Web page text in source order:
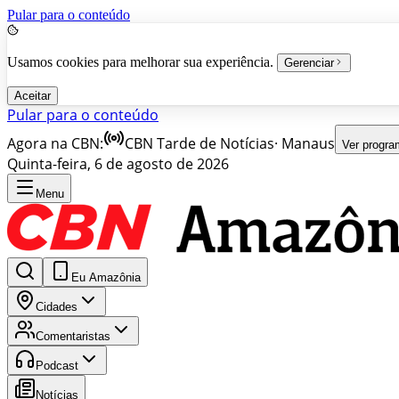
Pular para o conteúdo
Usamos cookies para melhorar sua experiência. Gerenciar
Aceitar
Pular para o conteúdo
Agora na CBN:
CBN Tarde de Notícias· Manaus Ver
Quinta-feira, 6 de agosto de 2026
Menu
Eu Amazônia
Cidades
Comentaristas
Podcast
Notícias